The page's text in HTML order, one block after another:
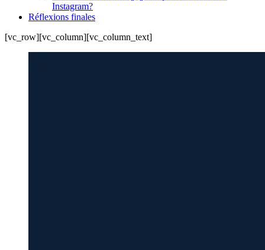
Instagram?
Réflexions finales
[vc_row][vc_column][vc_column_text]